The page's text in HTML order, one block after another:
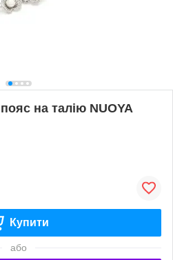
на талію NUOYA
Купити
або